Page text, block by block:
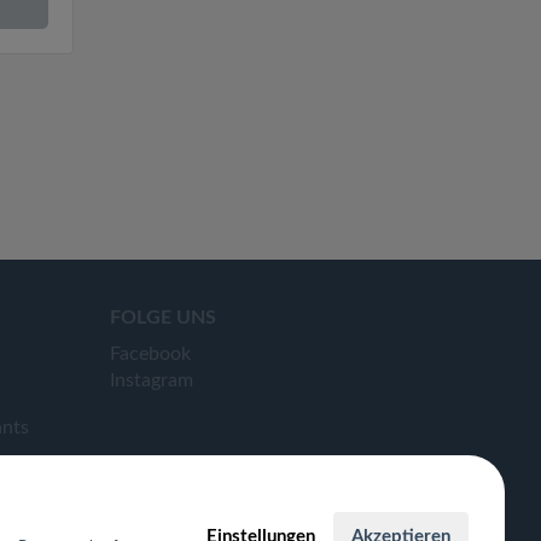
FOLGE UNS
Facebook
Instagram
Einstellungen Akzeptieren